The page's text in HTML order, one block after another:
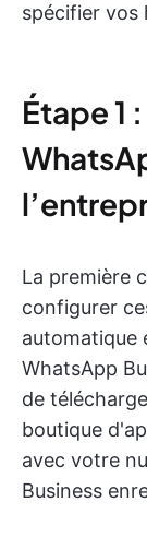
spécifier vos
Étape 1
La première
configurer
automatique
WhatsApp
de
boutique
avec votre
Business